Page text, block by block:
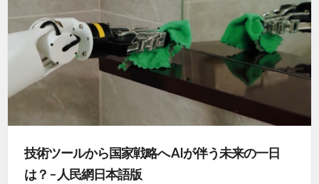
技術ツールから国家戦略へ AIが伴う未来の一日
は？ – 人民網日本語版